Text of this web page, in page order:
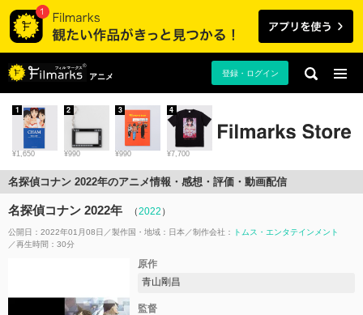
アニメ 登録・ログイン
¥1,650
1
¥990
2
¥990
3
¥7,700
4
名探偵コナン 2022年のアニメ情報・感想・評価・動画配信
名探偵コナン 2022年 （2022 ）
公開日：2022年01月08日 製作国・地域： 日本 制作会社：
トムス・エンタテインメント
再生時間：30分
原作
青山剛昌
監督